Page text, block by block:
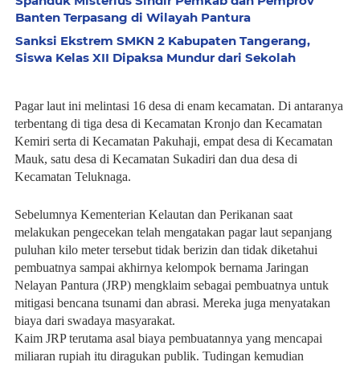
Banten Terpasang di Wilayah Pantura
Sanksi Ekstrem SMKN 2 Kabupaten Tangerang,
Siswa Kelas XII Dipaksa Mundur dari Sekolah
Pagar laut ini melintasi 16 desa di enam kecamatan. Di antaranya
terbentang di tiga desa di Kecamatan Kronjo dan Kecamatan
Kemiri serta di Kecamatan Pakuhaji, empat desa di Kecamatan
Mauk, satu desa di Kecamatan Sukadiri dan dua desa di
Kecamatan Teluknaga.
Sebelumnya Kementerian Kelautan dan Perikanan saat
melakukan pengecekan telah mengatakan pagar laut sepanjang
puluhan kilo meter tersebut tidak berizin dan tidak diketahui
pembuatnya sampai akhirnya kelompok bernama Jaringan
Nelayan Pantura (JRP) mengklaim sebagai pembuatnya untuk
mitigasi bencana tsunami dan abrasi. Mereka juga menyatakan
biaya dari swadaya masyarakat.
Kaim JRP terutama asal biaya pembuatannya yang mencapai
miliaran rupiah itu diragukan publik. Tudingan kemudian